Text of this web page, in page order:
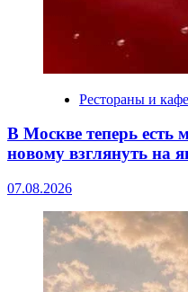
Рестораны и кафе
В Москве теперь есть
новому взглянуть на
07.08.2026